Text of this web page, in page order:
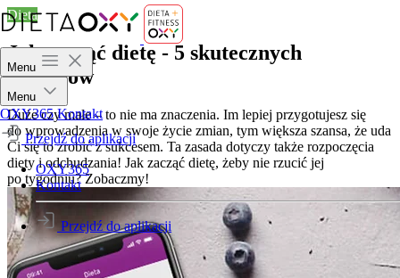
Menu
Menu
OXY365 Kontakt
Przejdź do aplikacji
OXY365
Kontakt
Przejdź do aplikacji
Dieta
Jak zacząć dietę - 5 skutecznych
sposobów
Duże czy małe – to nie ma znaczenia. Im lepiej przygotujesz się
do wprowadzenia w swoje życie zmian, tym większa szansa, że uda
Ci się to zrobić z sukcesem. Ta zasada dotyczy także rozpoczęcia
diety i odchudzania! Jak zacząć dietę, żeby nie rzucić jej
po tygodniu? Zobaczmy!